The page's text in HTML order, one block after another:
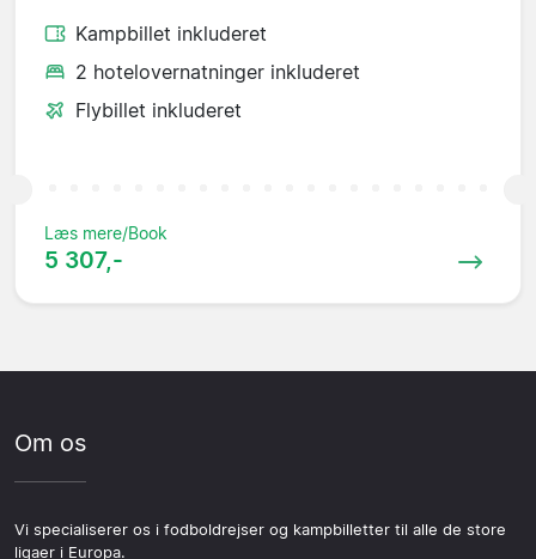
Kampbillet inkluderet
2 hotelovernatninger inkluderet
Flybillet inkluderet
Læs mere/Book
5 307,-
Om os
Vi specialiserer os i fodboldrejser og kampbilletter til alle de store
ligaer i Europa.